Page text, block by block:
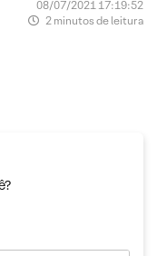
08/07/2021 17:19:52
2 minutos de leitura